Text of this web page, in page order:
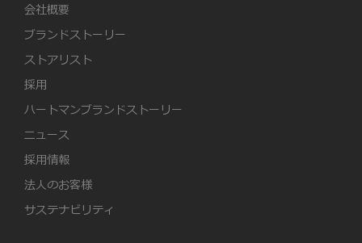
会社概要
ブランドストーリー
ストアリスト
採用
ハートマンブランドストーリー
ニュース
採用情報
法人のお客様
サステナビリティ